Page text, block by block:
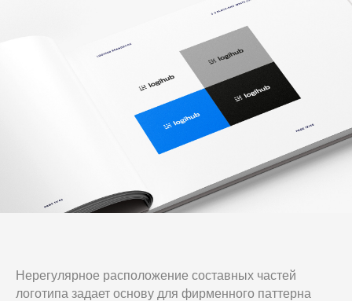
Нерегулярное расположение составных частей
логотипа задает основу для фирменного паттерна